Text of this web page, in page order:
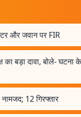
और जवान पर FIR
बड़ा दावा, बोले- घटना के
12 गिरफ्तार